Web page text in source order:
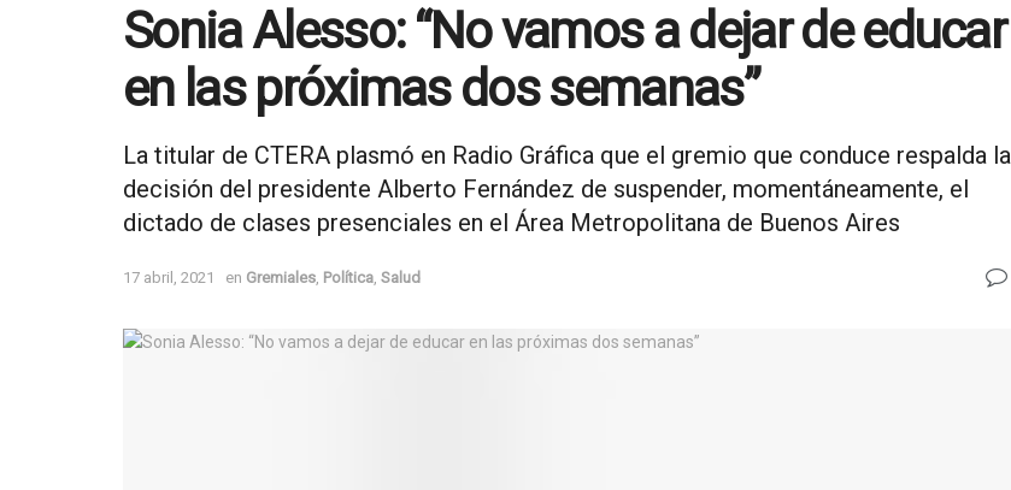
Sonia Alesso: “No vamos a dejar de educar
en las próximas dos semanas”
La titular de CTERA plasmó en Radio Gráfica que el gremio que conduce respalda la
decisión del presidente Alberto Fernández de suspender, momentáneamente, el
dictado de clases presenciales en el Área Metropolitana de Buenos Aires
17 abril, 2021 en Gremiales Política Salud